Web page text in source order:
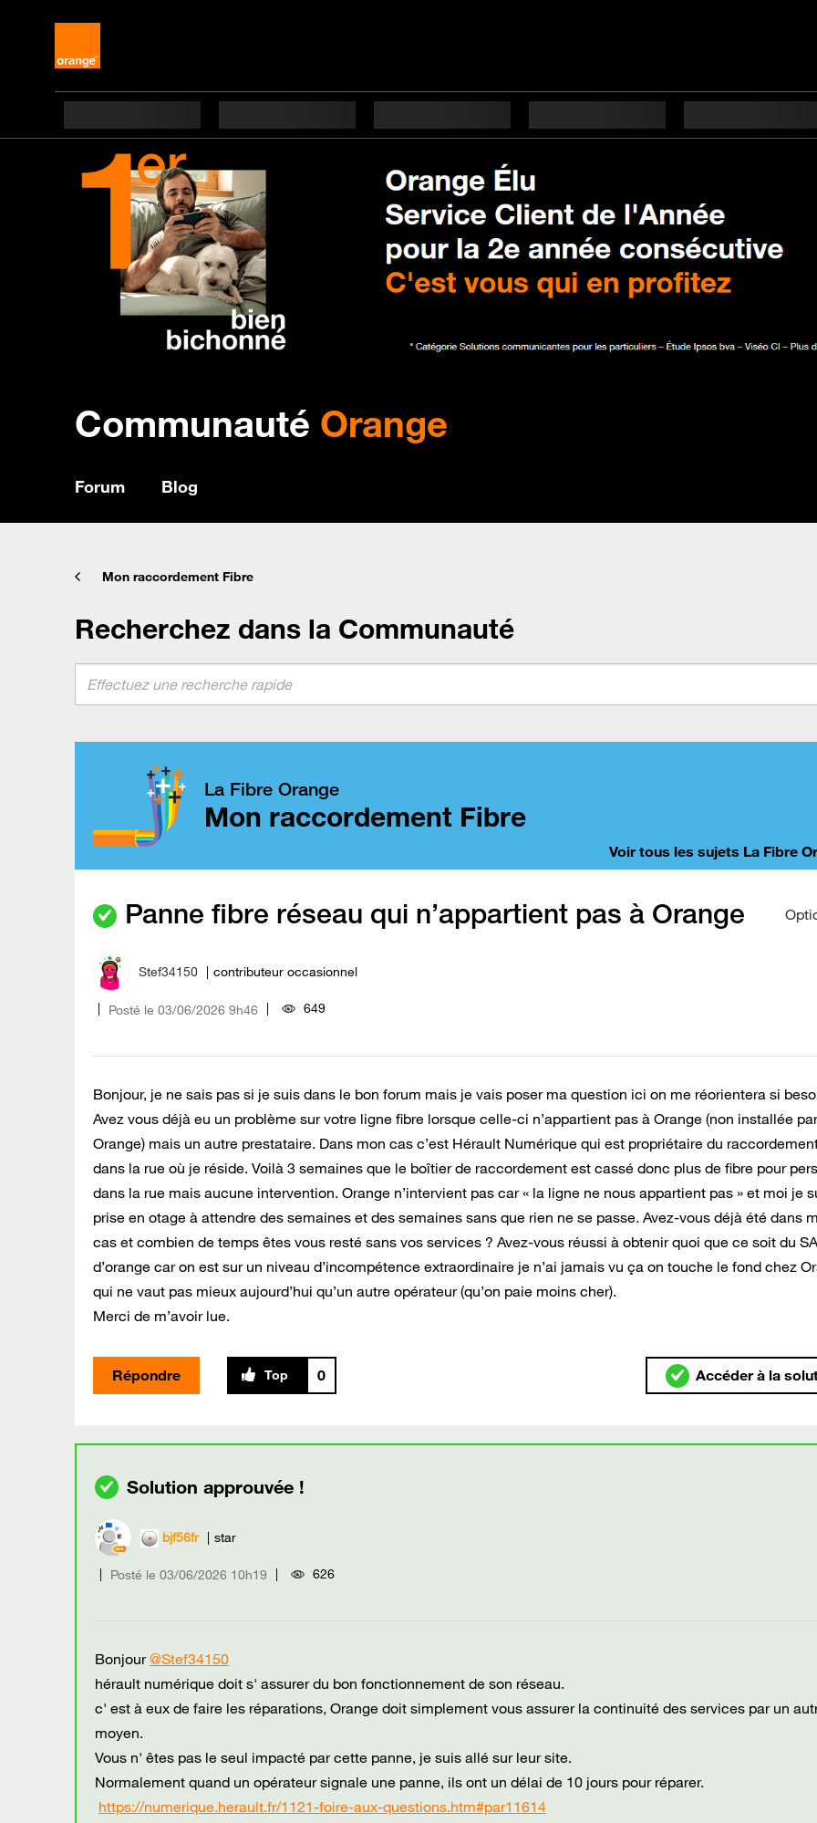
Communauté Orange
Forum Blog
Mon raccordement Fibre
Recherchez dans la Communauté
La Fibre Orange
Mon raccordement Fibre
Voir tous les sujets La Fibre
Panne fibre réseau qui n’appartient pas à Orange
Stef34150 contributeur occasionnel
Posté le ‎03/06/2026 9h46 649
Bonjour, je ne sais pas si je suis dans le bon forum mais je vais poser ma question ici on me réorientera si
Avez vous déjà eu un problème sur votre ligne fibre lorsque celle-ci n’appartient pas à Orange (non installée par
Orange) mais un autre prestataire. Dans mon cas c’est Hérault Numérique qui est propriétaire du
dans la rue où je réside. Voilà 3 semaines que le boîtier de raccordement est cassé donc plus de fibre pour
dans la rue mais aucune intervention. Orange n’intervient pas car « la ligne ne nous appartient pas » et moi je
prise en otage à attendre des semaines et des semaines sans que rien ne se passe. Avez-vous déjà été dans
cas et combien de temps êtes vous resté sans vos services ? Avez-vous réussi à obtenir quoi que ce soit du
d’orange car on est sur un niveau d’incompétence extraordinaire je n’ai jamais vu ça on touche le fond chez
qui ne vaut pas mieux aujourd’hui qu’un autre opérateur (qu’on paie moins cher).
Merci de m’avoir lue.
Répondre 0 Accéder à la
bjf56fr star
Posté le ‎03/06/2026 10h19 626
Bonjour@Stef34150
hérault numérique doit s' assurer du bon fonctionnement de son réseau.
c' est à eux de faire les réparations, Orange doit simplement vous assurer la continuité des services par un
moyen.
Vous n' êtes pas le seul impacté par cette panne, je suis allé sur leur site.
Normalement quand un opérateur signale une panne, ils ont un délai de 10 jours pour réparer.
https://numerique.herault.fr/1121-foire-aux-questions.htm#par11614